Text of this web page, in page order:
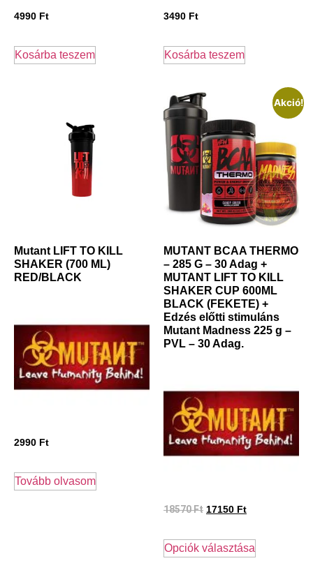
4990 Ft
Kosárba teszem
3490 Ft
Kosárba teszem
Mutant LIFT TO KILL
SHAKER (700 ML)
RED/BLACK
2990 Ft
Tovább olvasom
Akció!
MUTANT BCAA THERMO
– 285 G – 30 Adag +
MUTANT LIFT TO KILL
SHAKER CUP 600ML
BLACK (FEKETE) +
Edzés előtti stimuláns
Mutant Madness 225 g –
PVL – 30 Adag.
18570Ft 17150 Ft
Opciók választása